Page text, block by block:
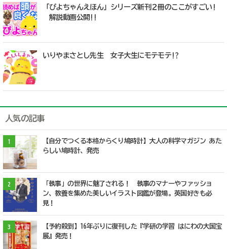
「ぴよちゃんえほん」シリーズ新刊２冊のここがすごい!
解説動画公開!!
いりやまさとし先生 女子大生にモテモテ!?
人気の記事
1
【自分でつくる本格からくり鳩時計】大人の科学マガジン あた
らしい鳩時計、発売
2
「執事」の世界に魅了される！ 執事のマナーやファッショ
ン、教養を集めた美しいイラスト図鑑が登場。英国好きも必
見！
3
【予約殺到】16年ぶりに復刊した『学研の学習 はにわの大国宝
展』発売！